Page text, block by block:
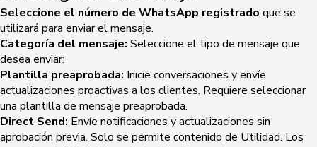
Seleccione el número de WhatsApp registrado que se
utilizará para enviar el mensaje.
Categoría del mensaje: Seleccione el tipo de mensaje que
desea enviar:
Plantilla preaprobada: Inicie conversaciones y envíe
actualizaciones proactivas a los clientes. Requiere seleccionar
una plantilla de mensaje preaprobada.
Direct Send: Envíe notificaciones y actualizaciones sin
aprobación previa. Solo se permite contenido de Utilidad. Los